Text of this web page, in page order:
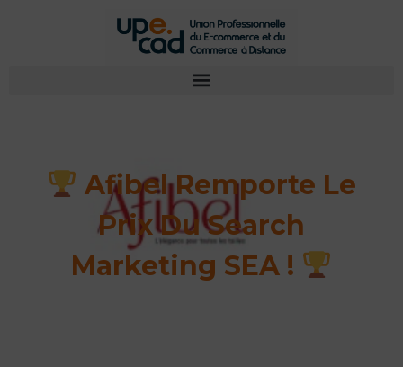
Afibel Remporte Le
Prix Du Search
Marketing SEA !